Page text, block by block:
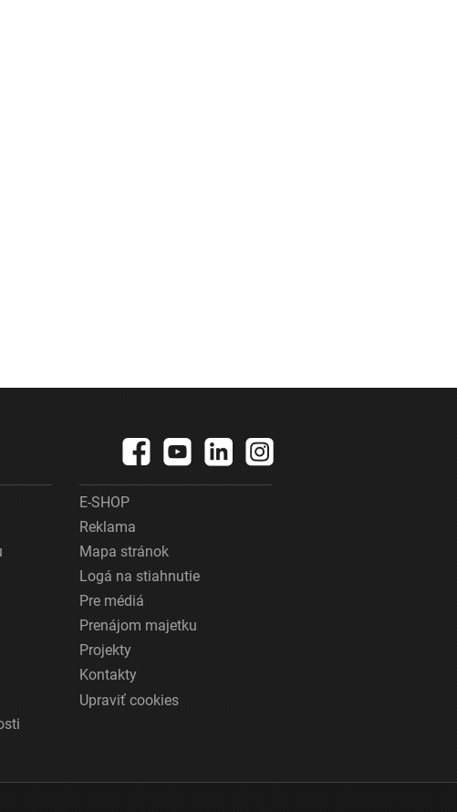
E-SHOP
Reklama
Mapa stránok
Logá na stiahnutie
Pre médiá
Prenájom majetku
Projekty
Kontakty
Upraviť cookies